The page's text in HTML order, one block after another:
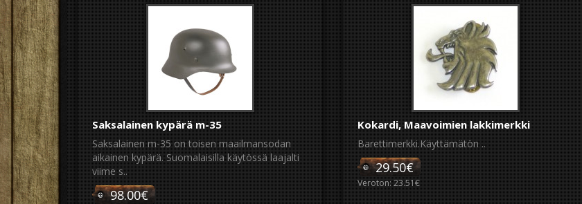
Saksalainen kypärä m-35
Saksalainen m-35 on toisen maailmansodan
aikainen kypärä. Suomalaisilla käytössä laajalti
viime s..
98.00€
Kokardi, Maavoimien lakkimerkki
Barettimerkki.Käyttämätön ..
29.50€
Veroton: 23.51€